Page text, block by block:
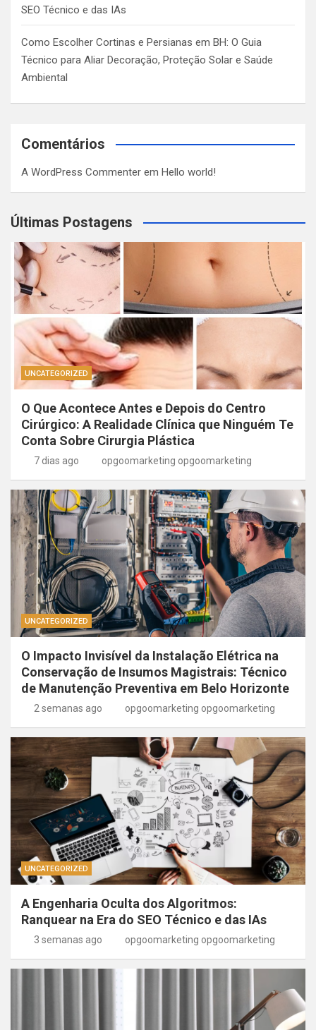
SEO Técnico e das IAs
Como Escolher Cortinas e Persianas em BH: O Guia
Técnico para Aliar Decoração, Proteção Solar e Saúde
Ambiental
Comentários
A WordPress Commenter em Hello world!
Últimas Postagens
UNCATEGORIZED
O Que Acontece Antes e Depois do Centro
Cirúrgico: A Realidade Clínica que Ninguém Te
Conta Sobre Cirurgia Plástica
7 dias ago opgoomarketing opgoomarketing
UNCATEGORIZED
O Impacto Invisível da Instalação Elétrica na
Conservação de Insumos Magistrais: Técnico
de Manutenção Preventiva em Belo Horizonte
2 semanas ago opgoomarketing opgoomarketing
UNCATEGORIZED
A Engenharia Oculta dos Algoritmos:
Ranquear na Era do SEO Técnico e das IAs
3 semanas ago opgoomarketing opgoomarketing